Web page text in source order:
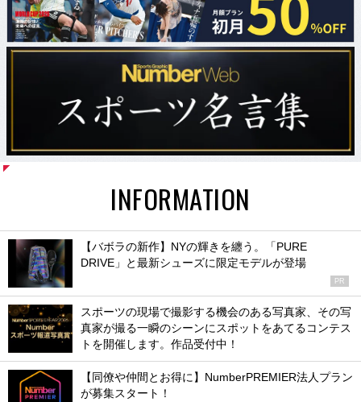
INFORMATION
【バボラの新作】NYの輝きを纏う。「PURE
DRIVE」と最新シューズに限定モデルが登場
PR
スポーツの現場で撮影する機会のある写真家、その写
真家が撮る一瞬のシーンにスポットをあてるコンテス
トを開催します。作品受付中！
【同僚や仲間とお得に】NumberPREMIER法人プラン
が募集スタート！